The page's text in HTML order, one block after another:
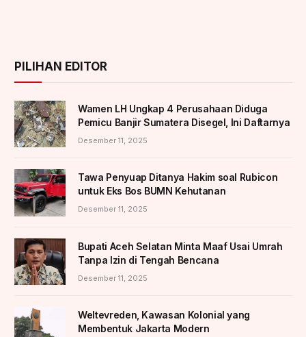
PILIHAN EDITOR
Wamen LH Ungkap 4 Perusahaan Diduga
Pemicu Banjir Sumatera Disegel, Ini Daftarnya
Desember 11, 2025
Tawa Penyuap Ditanya Hakim soal Rubicon
untuk Eks Bos BUMN Kehutanan
Desember 11, 2025
Bupati Aceh Selatan Minta Maaf Usai Umrah
Tanpa Izin di Tengah Bencana
Desember 11, 2025
Weltevreden, Kawasan Kolonial yang
Membentuk Jakarta Modern